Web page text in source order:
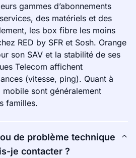
gammes d’abonnements
des matériels et des
les box fibre les moins
RED by SFR et Sosh. Orange
son SAV et la stabilité de ses
Telecom affichent
(vitesse, ping). Quant à
sont généralement
familles.
de problème technique
je contacter ?